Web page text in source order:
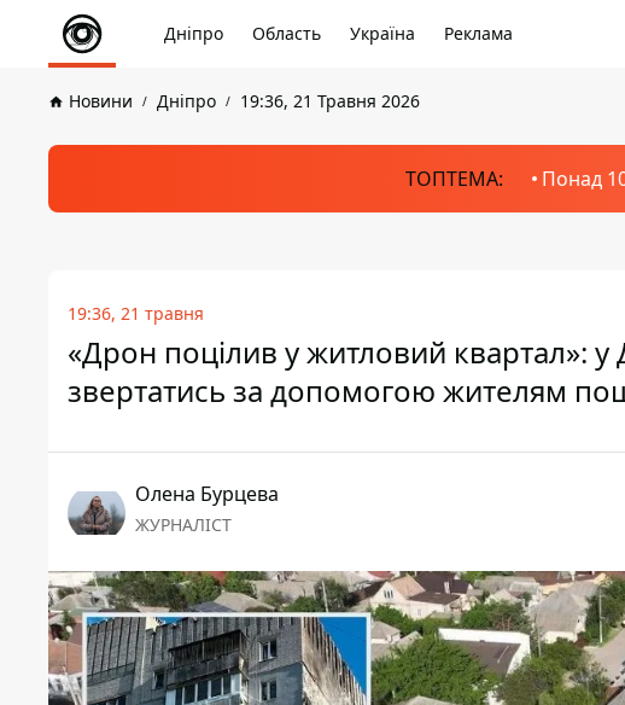
Дніпро Область Україна Реклама
Новини Дніпро 19:36, 21 Травня 2026
ТОПТЕМА: Понад
19:36, 21 травня
«Дрон поцілив у житловий квартал»: у
звертатись за допомогою жителям
Олена Бурцева
ЖУРНАЛІСТ